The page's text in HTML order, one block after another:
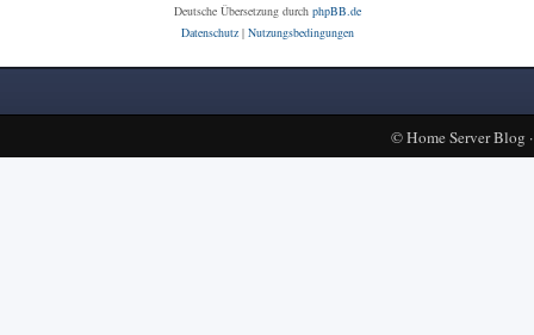
Deutsche Übersetzung durch phpBB.de
Datenschutz| Nutzungsbedingungen
©Home Server Blog